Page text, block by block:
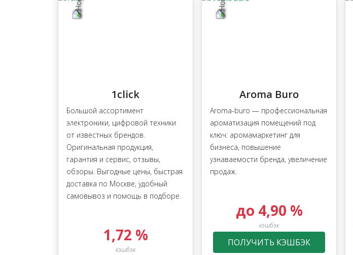
1click
Большой ассортимент
электроники, цифровой техники
от известных брендов.
Оригинальная продукция,
гарантия и сервис, отзывы,
обзоры. Выгодные цены, быстрая
доставка по Москве, удобный
самовывоз и помощь в подборе.
1,72 %
кэшбэк
Aroma Buro
Aroma-buro — профессиональная
ароматизация помещений под
ключ: аромамаркетинг для
бизнеса, повышение
узнаваемости бренда, увеличение
продаж.
до 4,90 %
кэшбэк
ПОЛУЧИТЬ КЭШБЭК